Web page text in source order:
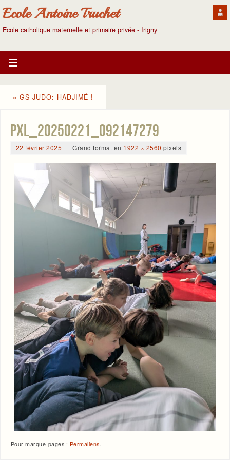
Ecole Antoine Truchet
Ecole catholique maternelle et primaire privée - Irigny
« GS JUDO: HADJIMÉ !
PXL_20250221_092147279
22 février 2025 Grand format en 1922 × 2560 pixels
Pour marque-pages : Permaliens